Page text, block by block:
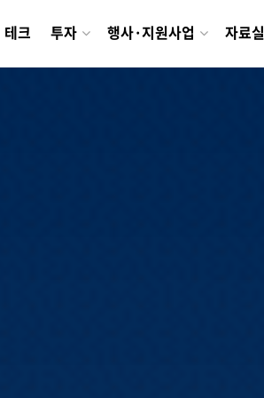
테크 투자 행사·지원사업 자료실